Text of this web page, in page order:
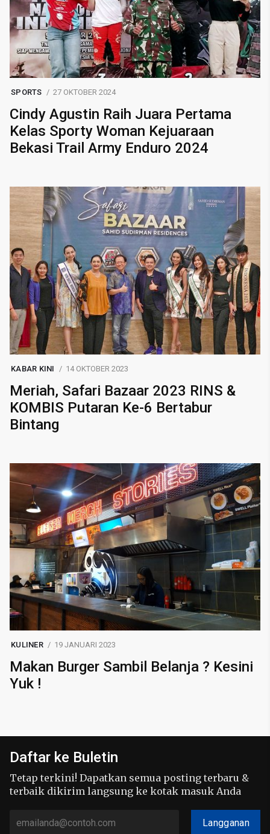
SPORTS 27 OKTOBER 2024
Cindy Agustin Raih Juara Pertama
Kelas Sporty Woman Kejuaraan
Bekasi Trail Army Enduro 2024
KABAR KINI 14 OKTOBER 2023
Meriah, Safari Bazaar 2023 RINS &
KOMBIS Putaran Ke-6 Bertabur
Bintang
KULINER 19 JANUARI 2023
Makan Burger Sambil Belanja ? Kesini
Yuk !
Daftar ke Buletin
Tetap terkini! Dapatkan semua posting terbaru &
terbaik dikirim langsung ke kotak masuk Anda
Langganan